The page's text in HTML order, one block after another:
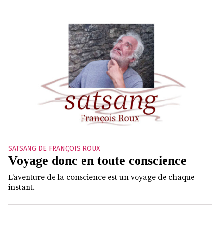
SATSANG DE FRANÇOIS ROUX
Voyage donc en toute conscience
L’aventure de la conscience est un voyage de chaque
instant.